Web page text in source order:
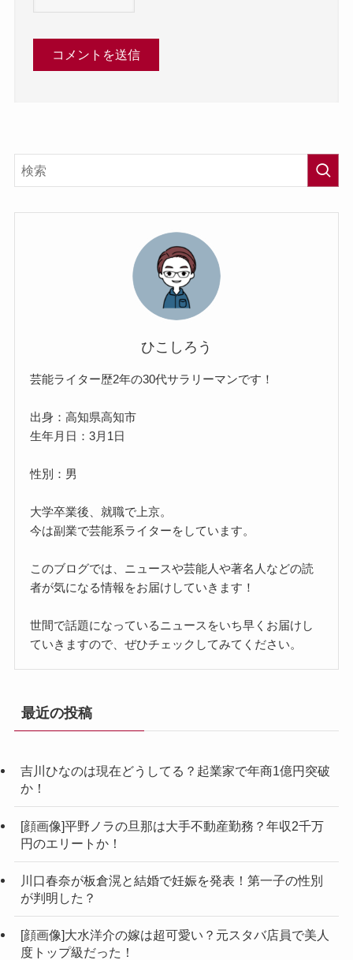
ひこしろう
芸能ライター歴2年の30代サラリーマンです！
出身：高知県高知市
生年月日：3月1日
性別：男
大学卒業後、就職で上京。
今は副業で芸能系ライターをしています。
このブログでは、ニュースや芸能人や著名人などの読
者が気になる情報をお届けしていきます！
世間で話題になっているニュースをいち早くお届けし
ていきますので、ぜひチェックしてみてください。
最近の投稿
吉川ひなのは現在どうしてる？起業家で年商1億円突破
か！
[顔画像]平野ノラの旦那は大手不動産勤務？年収2千万
円のエリートか！
川口春奈が板倉滉と結婚で妊娠を発表！第一子の性別
が判明した？
[顔画像]大水洋介の嫁は超可愛い？元スタバ店員で美人
度トップ級だった！